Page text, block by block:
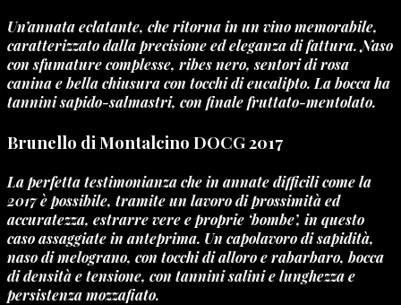
Un’annata eclatante, che ritorna in un vino memorabile,
caratterizzato dalla precisione ed eleganza di fattura. Naso
con sfumature complesse, ribes nero, sentori di rosa
canina e bella chiusura con tocchi di eucalipto. La bocca ha
tannini sapido-salmastri, con finale fruttato-mentolato.
Brunello di Montalcino DOCG 2017
La perfetta testimonianza che in annate difficili come la
2017 è possibile, tramite un lavoro di prossimità ed
accuratezza, estrarre vere e proprie ‘bombe’, in questo
caso assaggiate in anteprima. Un capolavoro di sapidità,
naso di melograno, con tocchi di alloro e rabarbaro, bocca
di densità e tensione, con tannini salini e lunghezza e
persistenza mozzafiato.